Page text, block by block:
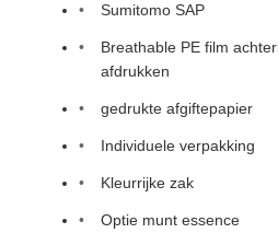
Sumitomo SAP
Breathable PE film
afdrukken
gedrukte afgiftepapier
Individuele verpakking
Kleurrijke zak
Optie munt essence